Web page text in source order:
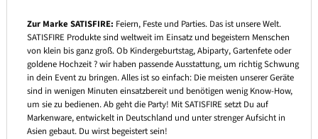
Zur Marke SATISFIRE: Feiern, Feste und Parties. Das ist unsere Welt.
SATISFIRE Produkte sind weltweit im Einsatz und begeistern Menschen
von klein bis ganz groß. Ob Kindergeburtstag, Abiparty, Gartenfete oder
goldene Hochzeit ? wir haben passende Ausstattung, um richtig Schwung
in dein Event zu bringen. Alles ist so einfach: Die meisten unserer Geräte
sind in wenigen Minuten einsatzbereit und benötigen wenig Know-How,
um sie zu bedienen. Ab geht die Party! Mit SATISFIRE setzt Du auf
Markenware, entwickelt in Deutschland und unter strenger Aufsicht in
Asien gebaut. Du wirst begeistert sein!